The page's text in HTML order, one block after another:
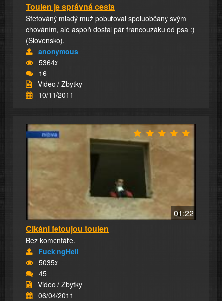
Toulen je správná cesta
Sfetováný mladý muž pobuřoval spoluobčany svým
chováním, ale aspoň dostal pár francouzáku od psa :)
(Slovensko).
anonymous
5364x
16
Video / Zbytky
10/11/2011
01:22
Cikáni fetoujou toulen
Bez komentáře.
FuckingHell
5035x
45
Video / Zbytky
06/04/2011